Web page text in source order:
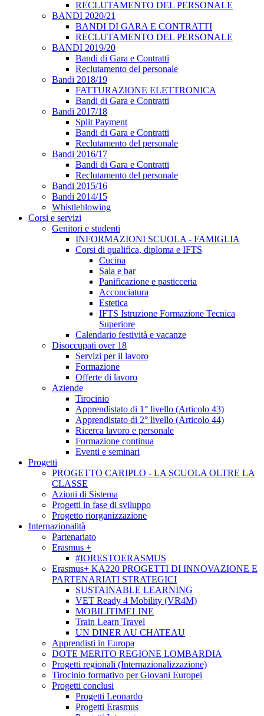
RECLUTAMENTO DEL PERSONALE
BANDI 2020/21
BANDI DI GARA E CONTRATTI
RECLUTAMENTO DEL PERSONALE
BANDI 2019/20
Bandi di Gara e Contratti
Reclutamento del personale
Bandi 2018/19
FATTURAZIONE ELETTRONICA
Bandi di Gara e Contratti
Bandi 2017/18
Split Payment
Bandi di Gara e Contratti
Reclutamento del personale
Bandi 2016/17
Bandi di Gara e Contratti
Reclutamento del personale
Bandi 2015/16
Bandi 2014/15
Whistleblowing
Corsi e servizi
Genitori e studenti
INFORMAZIONI SCUOLA - FAMIGLIA
Corsi di qualifica, diploma e IFTS
Cucina
Sala e bar
Panificazione e pasticceria
Acconciatura
Estetica
IFTS Istruzione Formazione Tecnica
Superiore
Calendario festività e vacanze
Disoccupati over 18
Servizi per il lavoro
Formazione
Offerte di lavoro
Aziende
Tirocinio
Apprendistato di 1° livello (Articolo 43)
Apprendistato di 2° livello (Articolo 44)
Ricerca lavoro e personale
Formazione continua
Eventi e seminari
Progetti
PROGETTO CARIPLO - LA SCUOLA OLTRE LA
CLASSE
Azioni di Sistema
Progetti in fase di sviluppo
Progetto riorganizzazione
Internazionalità
Partenariato
Erasmus +
#IORESTOERASMUS
Erasmus+ KA220 PROGETTI DI INNOVAZIONE E
PARTENARIATI STRATEGICI
SUSTAINABLE LEARNING
VET Ready 4 Mobility (VR4M)
MOBILITIMELINE
Train Learn Travel
UN DINER AU CHATEAU
Apprendisti in Europa
DOTE MERITO REGIONE LOMBARDIA
Progetti regionali (Internazionalizzazione)
Tirocinio formativo per Giovani Europei
Progetti conclusi
Progetti Leonardo
Progetti Erasmus